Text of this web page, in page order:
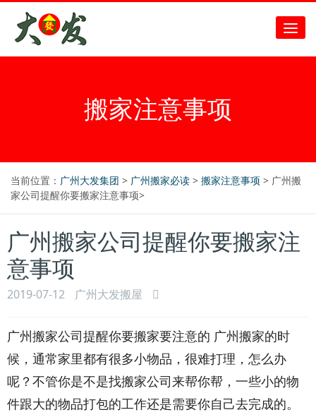
搬家注意事项
当前位置： 广州大发集团 > 广州搬家必读 > 搬家注意事项 > 广州搬
家公司提醒你要搬家注意事项>
广州搬家公司提醒你要搬家注
意事项
2019-07-12 广州大发搬屋
广州搬家公司提醒你要搬家要注意的 广州搬家的时
候，通常家里都有很多小物品，很难打理，怎么办
呢？不管你是不是找搬家公司来帮你帮，一些小的物
件跟大的物品打包的工作还是需要你自己去完成的。